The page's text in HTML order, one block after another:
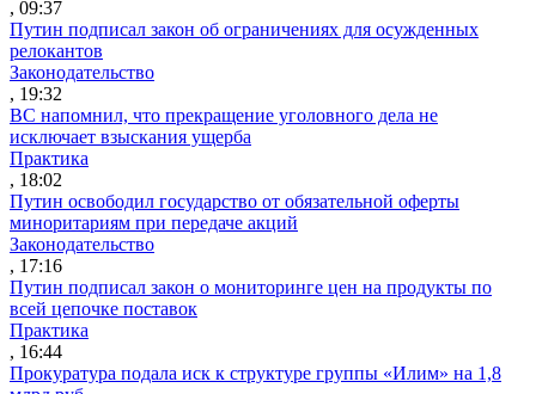
, 09:37
Путин подписал закон об ограничениях для осужденных
релокантов
Законодательство
, 19:32
ВС напомнил, что прекращение уголовного дела не
исключает взыскания ущерба
Практика
, 18:02
Путин освободил государство от обязательной оферты
миноритариям при передаче акций
Законодательство
, 17:16
Путин подписал закон о мониторинге цен на продукты по
всей цепочке поставок
Практика
, 16:44
Прокуратура подала иск к структуре группы «Илим» на 1,8